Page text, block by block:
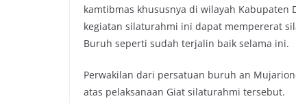
kamtibmas khususnya di wilayah Kabupaten
kegiatan silaturahmi ini dapat mempererat
Buruh seperti sudah terjalin baik selama ini.
Perwakilan dari persatuan buruh an
atas pelaksanaan Giat silaturahmi tersebut.